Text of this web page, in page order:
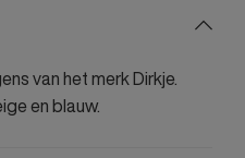
van het merk Dirkje.
en blauw.